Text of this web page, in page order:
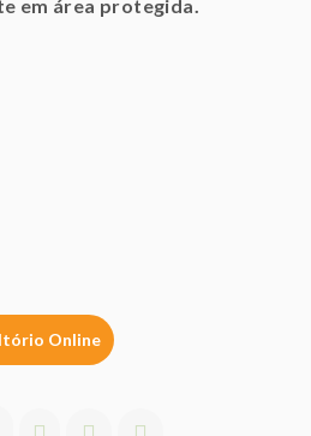
em área protegida.
Online